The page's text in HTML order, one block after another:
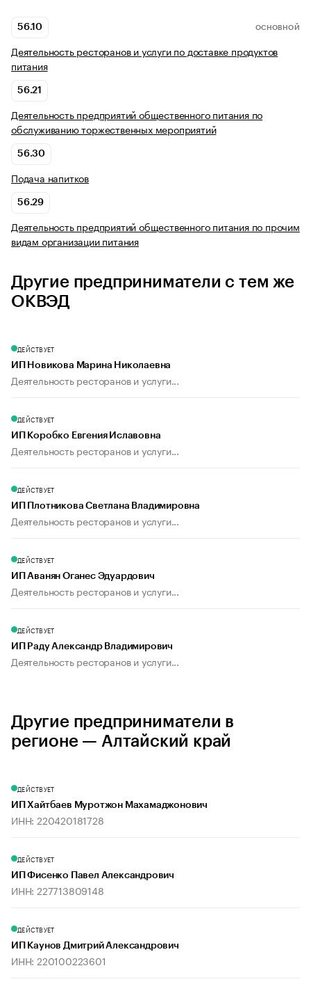
56.10 ОСНОВНОЙ
Деятельность ресторанов и услуги по доставке продуктов
питания
56.21
Деятельность предприятий общественного питания по
обслуживанию торжественных мероприятий
56.30
Подача напитков
56.29
Деятельность предприятий общественного питания по прочим
видам организации питания
Другие предприниматели с тем же
ОКВЭД
ДЕЙСТВУЕТ
ИП Новикова Марина Николаевна
Деятельность ресторанов и услуги...
ДЕЙСТВУЕТ
ИП Коробко Евгения Иславовна
Деятельность ресторанов и услуги...
ДЕЙСТВУЕТ
ИП Плотникова Светлана Владимировна
Деятельность ресторанов и услуги...
ДЕЙСТВУЕТ
ИП Аванян Оганес Эдуардович
Деятельность ресторанов и услуги...
ДЕЙСТВУЕТ
ИП Раду Александр Владимирович
Деятельность ресторанов и услуги...
Другие предприниматели в
регионе — Алтайский край
ДЕЙСТВУЕТ
ИП Хайтбаев Муротжон Махамаджонович
ИНН: 220420181728
ДЕЙСТВУЕТ
ИП Фисенко Павел Александрович
ИНН: 227713809148
ДЕЙСТВУЕТ
ИП Каунов Дмитрий Александрович
ИНН: 220100223601